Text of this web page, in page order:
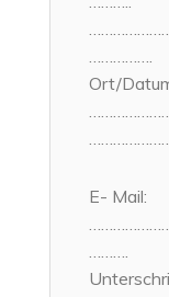
Ort/
E- Mail: